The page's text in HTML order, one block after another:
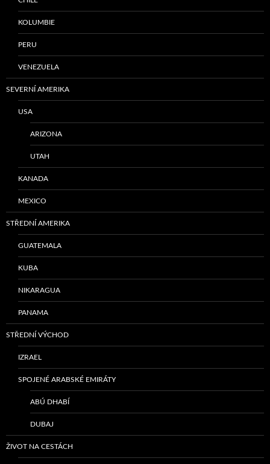
KOLUMBIE
PERU
VENEZUELA
SEVERNÍ AMERIKA
USA
ARIZONA
UTAH
KANADA
MEXICO
STŘEDNÍ AMERIKA
GUATEMALA
KUBA
NIKARAGUA
PANAMA
STŘEDNÍ VÝCHOD
IZRAEL
SPOJENÉ ARABSKÉ EMIRÁTY
ABÚ DHABÍ
DUBAJ
ŽIVOT NA CESTÁCH